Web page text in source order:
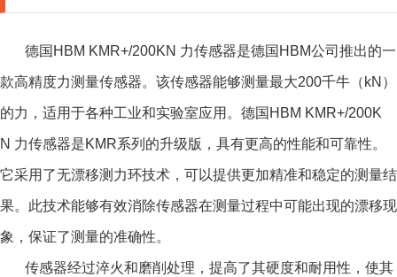
德国HBM KMR+/200KN 力传感器是德国HBM公司推出的一
款高精度力测量传感器。该传感器能够测量最大200千牛（kN）
的力，适用于各种工业和实验室应用。德国HBM KMR+/200K
N 力传感器是KMR系列的升级版，具有更高的性能和可靠性。
它采用了无漂移测力环技术，可以提供更加精准和稳定的测量结
果。此技术能够有效消除传感器在测量过程中可能出现的漂移现
象，保证了测量的准确性。
传感器经过淬火和磨削处理，提高了其硬度和耐用性，使其